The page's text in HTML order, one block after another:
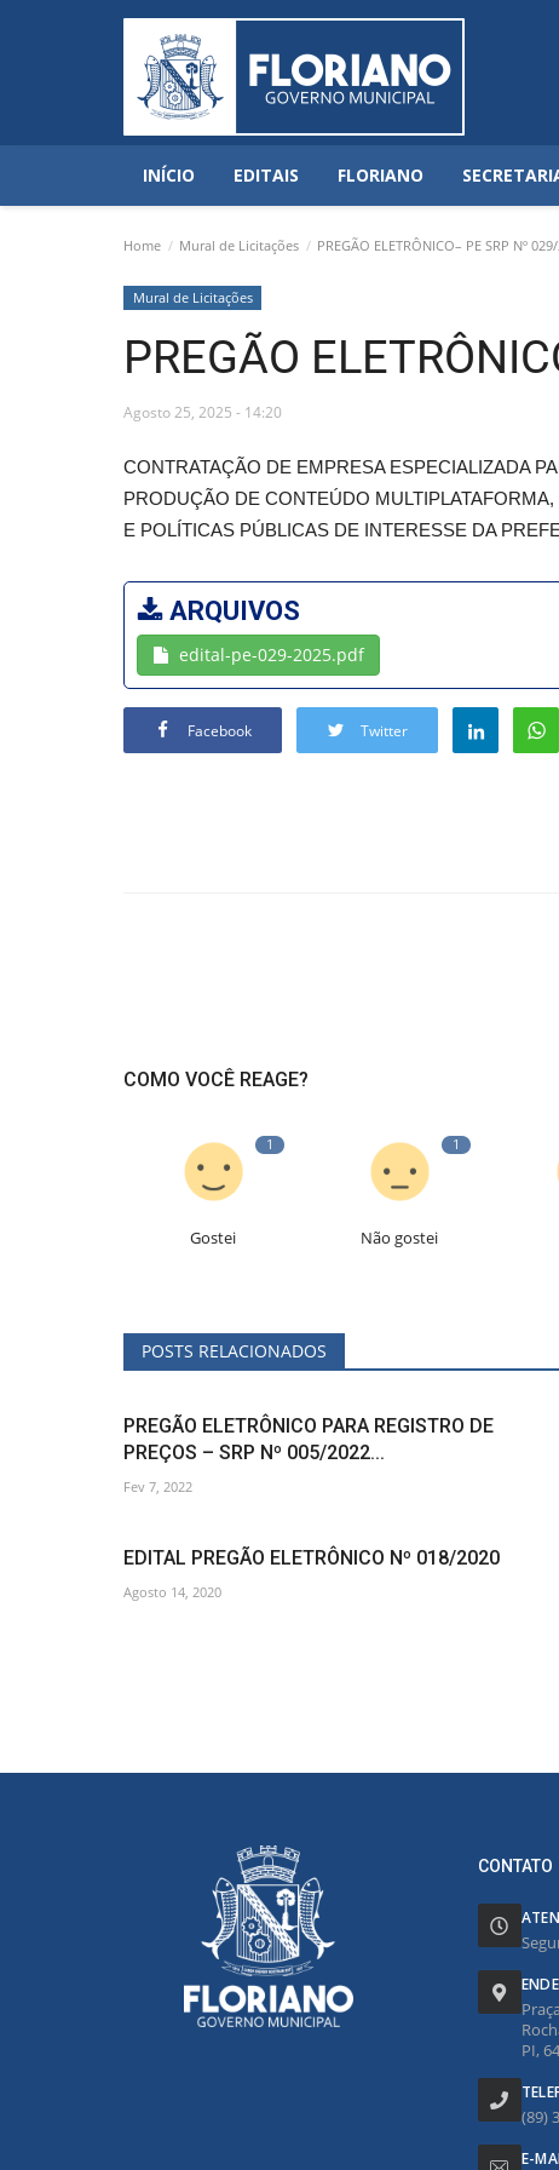
INÍCIO EDITAIS FLORIANO
Home Mural de Licitações PREGÃO ELETRÔNICO– PE SRP Nº
Mural de Licitações
PREGÃO
Agosto 25, 2025 - 14:20
CONTRATAÇÃO DE EMPRESA ESPECIALIZADA
PRODUÇÃO DE CONTEÚDO
E POLÍTICAS PÚBLICAS DE INTERESSE DA
ARQUIVOS
edital-pe-029-2025.pdf
Facebook Twitter
COMO VOCÊ REAGE?
1
Gostei
1
Não gostei
POSTS RELACIONADOS
PREGÃO ELETRÔNICO PARA REGISTRO DE
PREÇOS – SRP Nº 005/2022...
Fev 7, 2022
EDITAL PREGÃO ELETRÔNICO Nº 018/2020
Agosto 14, 2020
CONTATO
PI,
(89)
E-